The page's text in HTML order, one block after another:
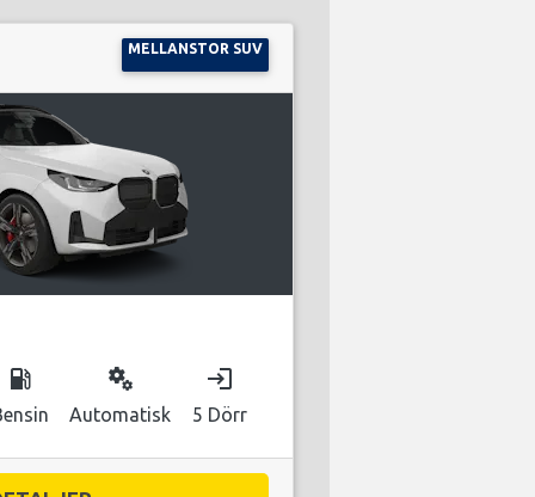
MELLANSTOR SUV
local_gas_station miscellaneous_services
Automatisk
login
5 Dörr